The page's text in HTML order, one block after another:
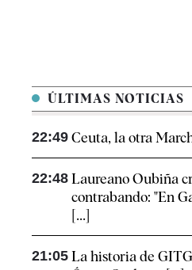
ÚLTIMAS NOTICIAS
22:49 Ceuta, la otra
22:48 Laureano Oubiña
contrabando: "En
[...]
21:05 La historia de